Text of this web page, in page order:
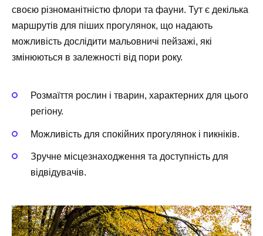
своєю різноманітністю флори та фауни. Тут є декілька
маршрутів для піших прогулянок, що надають
можливість дослідити мальовничі пейзажі, які
змінюються в залежності від пори року.
Розмаїття рослин і тварин, характерних для цього
регіону.
Можливість для спокійних прогулянок і пикніків.
Зручне місцезнаходження та доступність для
відвідувачів.